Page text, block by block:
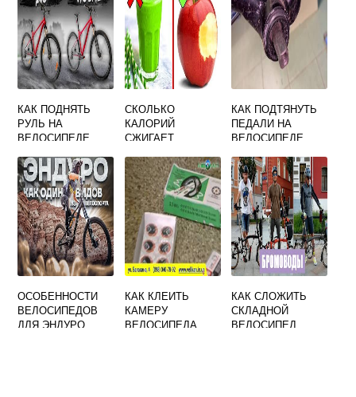
В ЛЮБИТЕЛЕЙ
КАК ПОДНЯТЬ
РУЛЬ НА
ВЕЛОСИПЕДЕ
СКОЛЬКО
КАЛОРИЙ
СЖИГАЕТ
ВЕЛОСИПЕД
ЛЕЖА НА СПИНЕ
КАК ПОДТЯНУТЬ
ПЕДАЛИ НА
ВЕЛОСИПЕДЕ
ОСОБЕННОСТИ
ВЕЛОСИПЕДОВ
ДЛЯ ЭНДУРО
КАК КЛЕИТЬ
КАМЕРУ
ВЕЛОСИПЕДА
КАК СЛОЖИТЬ
СКЛАДНОЙ
ВЕЛОСИПЕД